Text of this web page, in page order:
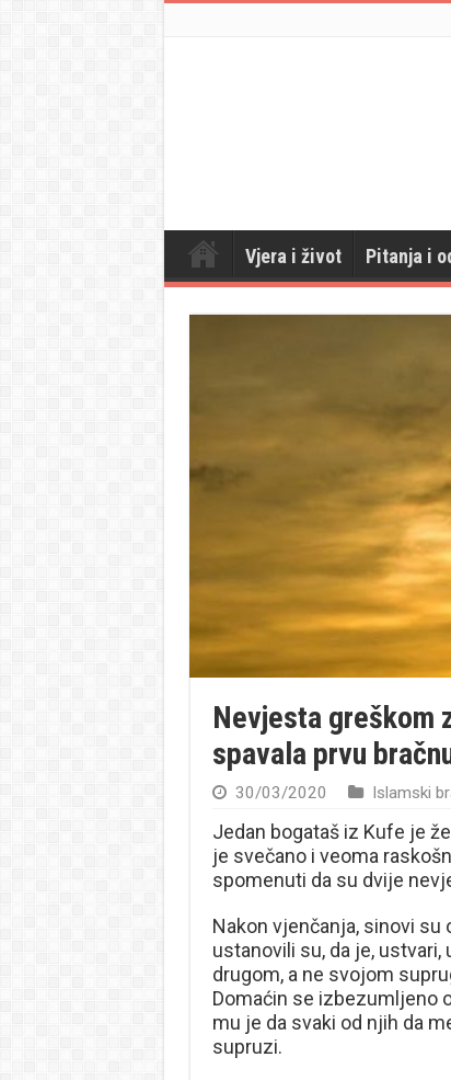
Vjera i život Pitanja i
Nevjesta greškom
spavala prvu
30/03/2020 Islamski
Jedan bogataš iz Kufe je
je svečano i veoma
spomenuti da su dvije
Nakon vjenčanja, sinovi su
ustanovili su, da je,
drugom, a ne svojom
Domaćin se izbezumljeno
mu je da svaki od njih da
supruzi.